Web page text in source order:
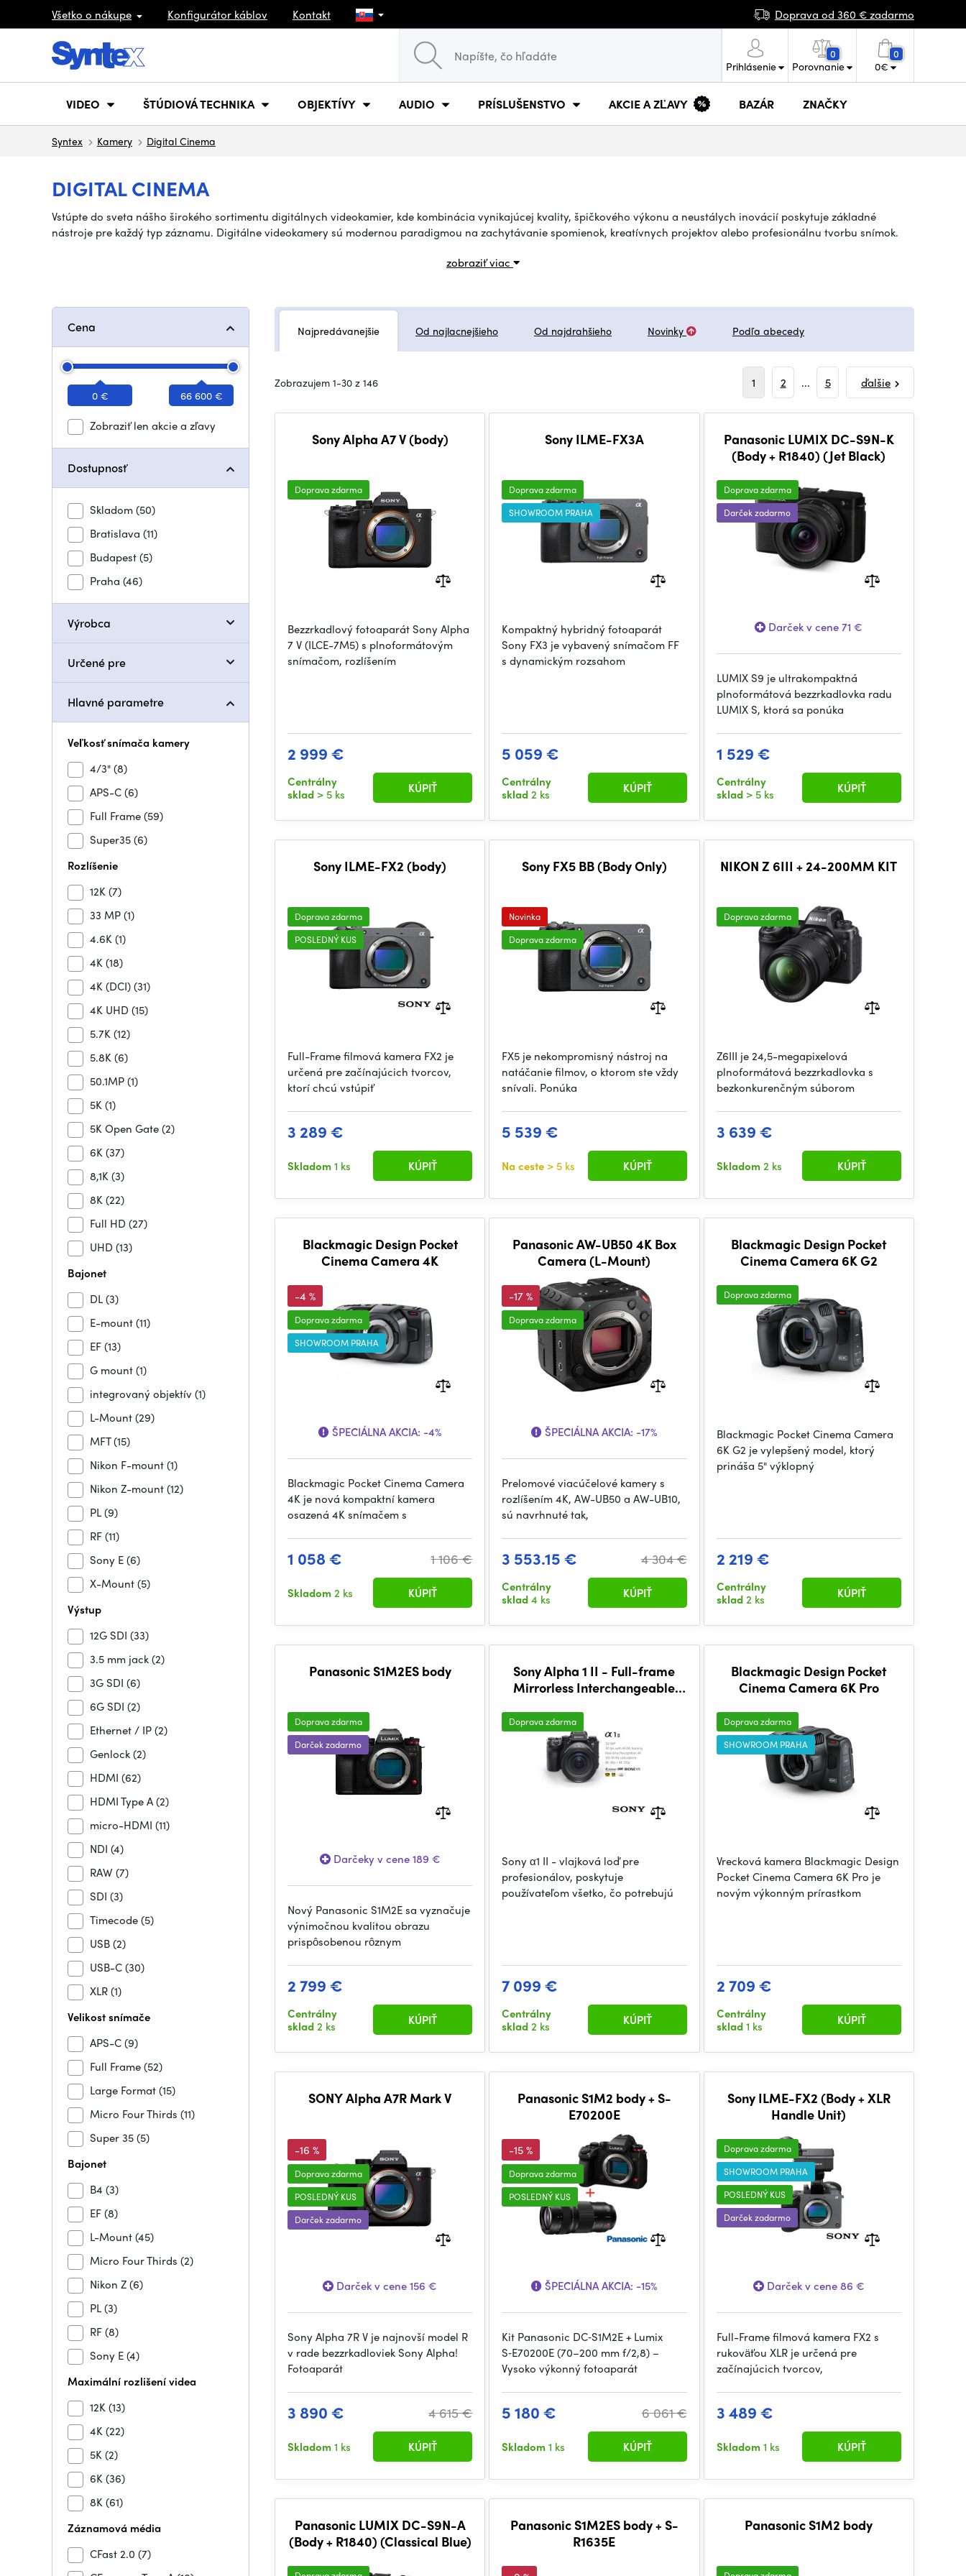
Všetko o nákupe Konfigurátor káblov Kontakt Doprava od 360 € zadarmo
Prihlásenie
0
Porovnanie
0
0€
VIDEO ŠTÚDIOVÁ TECHNIKA OBJEKTÍVY AUDIO PRÍSLUŠENSTVO AKCIE A ZĽAVY BAZÁR ZNAČKY
Syntex Kamery Digital Cinema
DIGITAL CINEMA
Vstúpte do sveta nášho širokého sortimentu digitálnych videokamier, kde kombinácia vynikajúcej kvality, špičkového výkonu a neustálych inovácií poskytuje základné
nástroje pre každý typ záznamu. Digitálne videokamery sú modernou paradigmou na zachytávanie spomienok, kreatívnych projektov alebo profesionálnu tvorbu snímok.
zobraziť viac
Cena
0 € 66 600 €
Zobraziť len akcie a zľavy
Dostupnosť
Skladom(50)
Bratislava (11)
Budapest(5)
Praha (46)
Výrobca
Určené pre
Hlavné parametre
Veľkosť snímača kamery
4/3"(8)
APS-C(6)
Full Frame(59)
Super35(6)
Rozlíšenie
12K(7)
33 MP(1)
4.6K(1)
4K(18)
4K (DCI)(31)
4K UHD (15)
5.7K(12)
5.8K(6)
50.1MP(1)
5K(1)
5K Open Gate(2)
6K(37)
8,1K(3)
8K(22)
Full HD (27)
UHD (13)
Bajonet
DL(3)
E-mount(11)
EF(13)
G mount(1)
integrovaný objektív(1)
L-Mount(29)
MFT(15)
Nikon F-mount(1)
Nikon Z-mount(12)
PL(9)
RF(11)
Sony E(6)
X-Mount(5)
Výstup
12G SDI (33)
3.5 mm jack(2)
3G SDI (6)
6G SDI (2)
Ethernet / IP(2)
Genlock(2)
HDMI (62)
HDMI Type A(2)
micro-HDMI (11)
NDI (4)
RAW(7)
SDI (3)
Timecode(5)
USB(2)
USB-C(30)
XLR(1)
Velikost snímače
APS-C(9)
Full Frame(52)
Large Format(15)
Micro Four Thirds (11)
Super 35(5)
Bajonet
B4 (3)
EF(8)
L-Mount(45)
Micro Four Thirds (2)
Nikon Z(6)
PL(3)
RF(8)
Sony E(4)
Maximální rozlišení videa
12K(13)
4K(22)
5K(2)
6K(36)
8K(61)
Záznamová média
CFast 2.0 (7)
Najpredávanejšie Od najlacnejšieho Od najdrahšieho Novinky Podľa abecedy
Zobrazujem 1-30 z 146 1 2 ... 5 ďalšie
Sony Alpha A7 V (body)
Doprava zdarma
Bezzrkadlový fotoaparát Sony Alpha
7 V (ILCE-7M5) s plnoformátovým
snímačom, rozlíšením
2 999 €
Centrálny
sklad > 5 ks KÚPIŤ
Sony ILME-FX3A
Doprava zdarma
SHOWROOM PRAHA
Kompaktný hybridný fotoaparát
Sony FX3 je vybavený snímačom FF
s dynamickým rozsahom
5 059 €
Centrálny
sklad2 ks KÚPIŤ
Panasonic LUMIX DC-S9N-K
(Body + R1840) (Jet Black)
Doprava zdarma
Darček zadarmo
Darček v cene 71 €
LUMIX S9 je ultrakompaktná
plnoformátová bezzrkadlovka radu
LUMIX S, ktorá sa ponúka
1 529 €
Centrálny
sklad > 5 ks KÚPIŤ
Sony ILME-FX2 (body)
Doprava zdarma
POSLEDNÝ KUS
Full-Frame filmová kamera FX2 je
určená pre začínajúcich tvorcov,
ktorí chcú vstúpiť
3 289 €
Skladom1 ks KÚPIŤ
Sony FX5 BB (Body Only)
Novinka
Doprava zdarma
FX5 je nekompromisný nástroj na
natáčanie filmov, o ktorom ste vždy
snívali. Ponúka
5 539 €
Na ceste > 5 ks KÚPIŤ
NIKON Z 6III + 24-200MM KIT
Doprava zdarma
Z6III je 24,5-megapixelová
plnoformátová bezzrkadlovka s
bezkonkurenčným súborom
3 639 €
Skladom2 ks KÚPIŤ
Blackmagic Design Pocket
Cinema Camera 4K
-4 %
Doprava zdarma
SHOWROOM PRAHA
ŠPECIÁLNA AKCIA: -4%
Blackmagic Pocket Cinema Camera
4K je nová kompaktní kamera
osazená 4K snímačem s
1 058 € 1 106 €
Skladom2 ks KÚPIŤ
Panasonic AW-UB50 4K Box
Camera (L-Mount)
-17 %
Doprava zdarma
ŠPECIÁLNA AKCIA: -17%
Prelomové viacúčelové kamery s
rozlíšením 4K, AW-UB50 a AW-UB10,
sú navrhnuté tak,
3 553.15 € 4 304 €
Centrálny
sklad4 ks KÚPIŤ
Blackmagic Design Pocket
Cinema Camera 6K G2
Doprava zdarma
Blackmagic Pocket Cinema Camera
6K G2 je vylepšený model, ktorý
prináša 5" výklopný
2 219 €
Centrálny
sklad2 ks KÚPIŤ
Panasonic S1M2ES body
Doprava zdarma
Darček zadarmo
Darčeky v cene 189 €
Nový Panasonic S1M2E sa vyznačuje
výnimočnou kvalitou obrazu
prispôsobenou rôznym
2 799 €
Centrálny
sklad2 ks KÚPIŤ
Sony Alpha 1 II - Full-frame
Mirrorless Interchangeable
Doprava zdarma
Sony α1 II - vlajková loď pre
profesionálov, poskytuje
používateľom všetko, čo potrebujú
7 099 €
Centrálny
sklad2 ks KÚPIŤ
Blackmagic Design Pocket
Cinema Camera 6K Pro
Doprava zdarma
SHOWROOM PRAHA
Vrecková kamera Blackmagic Design
Pocket Cinema Camera 6K Pro je
novým výkonným prírastkom
2 709 €
Centrálny
sklad1 ks KÚPIŤ
SONY Alpha A7R Mark V
-16 %
Doprava zdarma
POSLEDNÝ KUS
Darček zadarmo
Darček v cene 156 €
Sony Alpha 7R V je najnovší model R
v rade bezzrkadloviek Sony Alpha!
Fotoaparát
3 890 € 4 615 €
Skladom1 ks KÚPIŤ
Panasonic S1M2 body + S-
E70200E
-15 %
Doprava zdarma
POSLEDNÝ KUS
ŠPECIÁLNA AKCIA: -15%
Kit Panasonic DC‑S1M2E + Lumix
S‑E70200E (70–200 mm f/2,8) –
Vysoko výkonný fotoaparát
5 180 € 6 061 €
Skladom1 ks KÚPIŤ
Sony ILME-FX2 (Body + XLR
Handle Unit)
Doprava zdarma
SHOWROOM PRAHA
POSLEDNÝ KUS
Darček zadarmo
Darček v cene 86 €
Full-Frame filmová kamera FX2 s
rukoväťou XLR je určená pre
začínajúcich tvorcov,
3 489 €
Skladom1 ks KÚPIŤ
Panasonic LUMIX DC-S9N-A
(Body + R1840) (Classical Blue)
Panasonic S1M2ES body + S-
R1635E
Panasonic S1M2 body